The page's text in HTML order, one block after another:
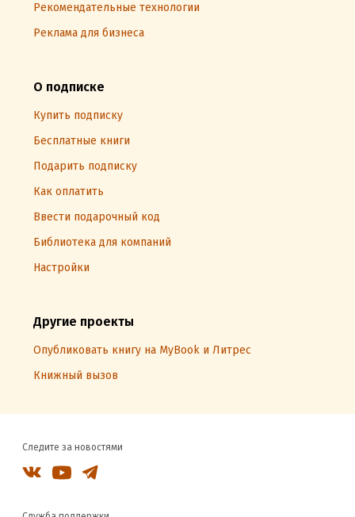
Рекомендательные технологии
Реклама для бизнеса
О подписке
Купить подписку
Бесплатные книги
Подарить подписку
Как оплатить
Ввести подарочный код
Библиотека для компаний
Настройки
Другие проекты
Опубликовать книгу на MyBook и Литрес
Книжный вызов
Следите за новостями